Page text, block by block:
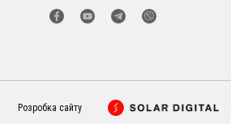
Розробка сайту